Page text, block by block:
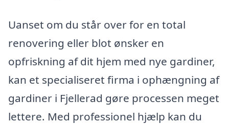
Uanset om du står over for en total
renovering eller blot ønsker en
opfriskning af dit hjem med nye gardiner,
kan et specialiseret firma i ophængning af
gardiner i Fjellerad gøre processen meget
lettere. Med professionel hjælp kan du